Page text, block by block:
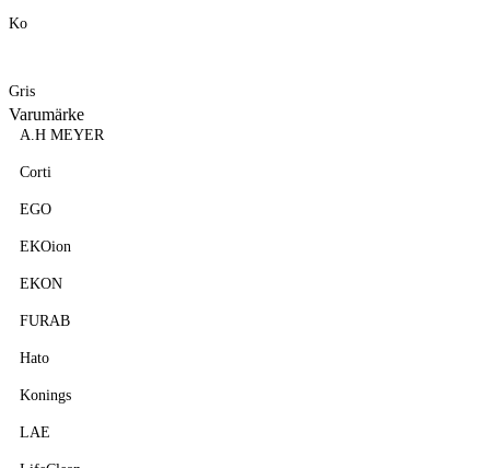
Ko
Gris
Varumärke
A.H MEYER
Corti
EGO
EKOion
EKON
FURAB
Hato
Konings
LAE